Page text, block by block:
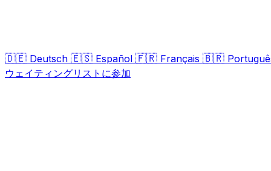
🇩🇪 Deutsch 🇪🇸 Español 🇫🇷 Français 🇧🇷
ウェイティングリストに参加